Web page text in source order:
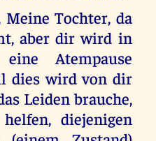
Tochter, da
aber dir wird in
Atempause
dies wird von dir
Leiden brauche,
diejenigen